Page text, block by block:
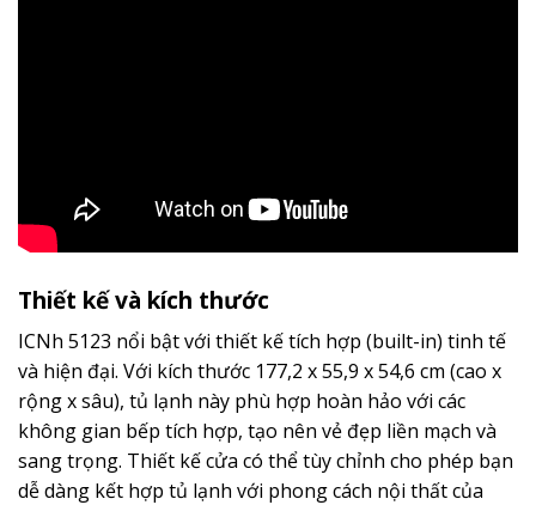
Thiết kế và kích thước
ICNh 5123 nổi bật với thiết kế tích hợp (built-in) tinh tế
và hiện đại. Với kích thước 177,2 x 55,9 x 54,6 cm (cao x
rộng x sâu), tủ lạnh này phù hợp hoàn hảo với các
không gian bếp tích hợp, tạo nên vẻ đẹp liền mạch và
sang trọng. Thiết kế cửa có thể tùy chỉnh cho phép bạn
dễ dàng kết hợp tủ lạnh với phong cách nội thất của